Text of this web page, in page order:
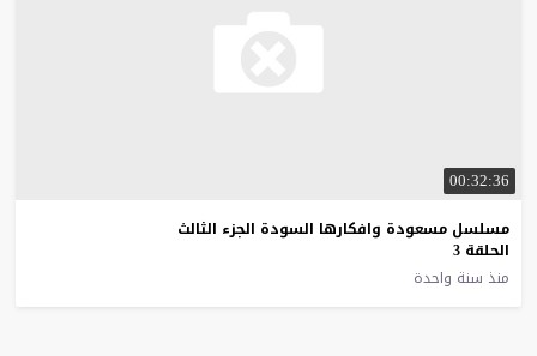
00:32:36
مسلسل مسعودة وافكارها السودة الجزء الثالث
الحلقة 3
منذ سنة واحدة